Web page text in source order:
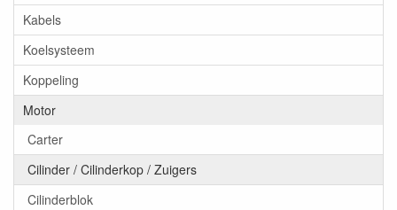
Kabels
Koelsysteem
Koppeling
Motor
Carter
Cilinder / Cilinderkop / Zuigers
Cilinderblok